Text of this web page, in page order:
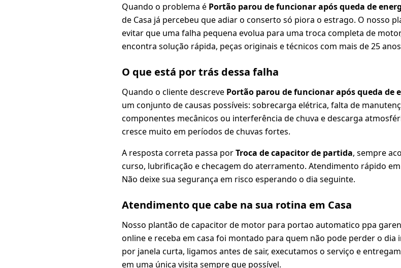
Quando o problema é Portão parou de funcionar após queda de
de Casa já percebeu que adiar o conserto só piora o estrago. O nosso
evitar que uma falha pequena evolua para uma troca completa de
encontra solução rápida, peças originais e técnicos com mais de 25
O que está por trás dessa falha
Quando o cliente descreve Portão parou de funcionar após queda de
um conjunto de causas possíveis: sobrecarga elétrica, falta de
componentes mecânicos ou interferência de chuva e descarga
cresce muito em períodos de chuvas fortes.
A resposta correta passa porTroca de capacitor de partida, sempre
curso, lubrificação e checagem do aterramento. Atendimento rápido
Não deixe sua segurança em risco esperando o dia seguinte.
Atendimento que cabe na sua rotina em Casa
Nosso plantão de capacitor de motor para portao automatico ppa
online e receba em casa foi montado para quem não pode perder o
por janela curta, ligamos antes de sair, executamos o serviço e
em uma única visita sempre que possível.